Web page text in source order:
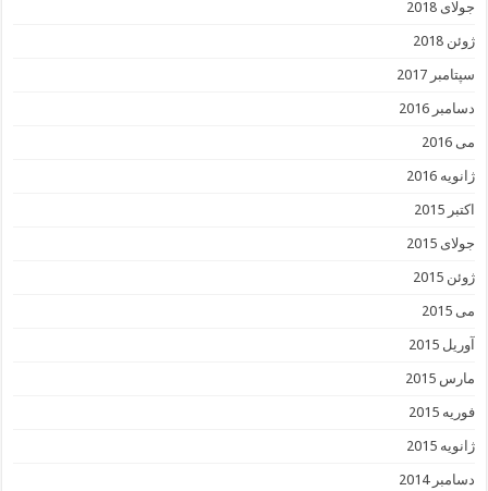
جولای 2018
ژوئن 2018
سپتامبر 2017
دسامبر 2016
می 2016
ژانویه 2016
اکتبر 2015
جولای 2015
ژوئن 2015
می 2015
آوریل 2015
مارس 2015
فوریه 2015
ژانویه 2015
دسامبر 2014